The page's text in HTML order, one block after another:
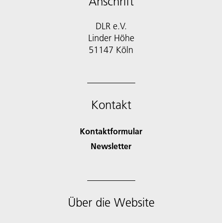
DLR e.V.
Linder Höhe
51147 Köln
Kontakt
Kontaktformular
Newsletter
Über die Website